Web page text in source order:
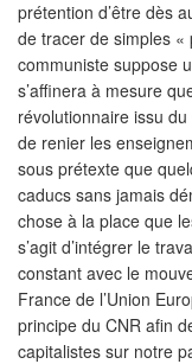
prétention d’être dès
de tracer de simples
communiste suppose
s’affinera à mesure
révolutionnaire issu
de renier les
sous prétexte que
caducs sans jamais
chose à la place que
s’agit d’intégrer le
constant avec le
France de l’Union
principe du CNR afin
capitalistes sur notre